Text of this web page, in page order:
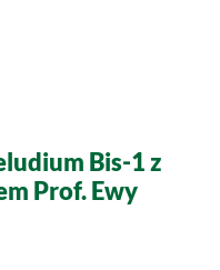
Bis-1 z
Prof. Ewy